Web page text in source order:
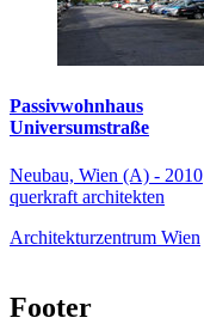
Passivwohnhaus
Universumstraße
Neubau, Wien (A) - 2010
querkraft architekten
Architekturzentrum Wien
Footer